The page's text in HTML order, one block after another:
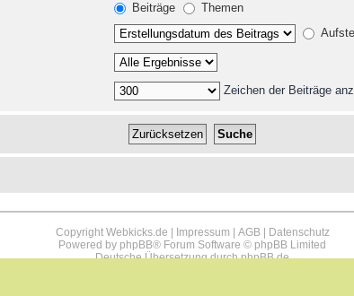
Beiträge
Themen
Zeichen der Beiträge
Copyright Webkicks.de | Impressum AGB|
Datenschutz
Powered by phpBB® Forum Software © phpBB Limited
Deutsche Übersetzung durchphpBB.de